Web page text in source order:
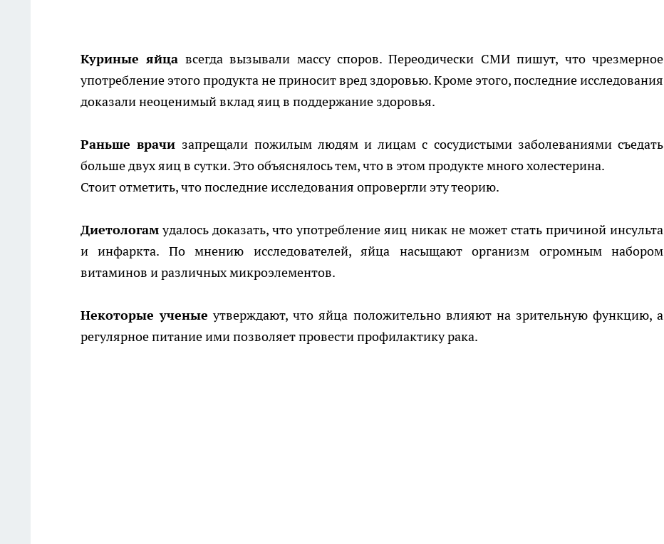
Куриные яйца всегда вызывали массу споров. Переодически СМИ пишут, что чрезмерное
употребление этого продукта не приносит вред здоровью. Кроме этого, последние исследования
доказали неоценимый вклад яиц в поддержание здоровья.
Раньше врачи запрещали пожилым людям и лицам с сосудистыми заболеваниями съедать
больше двух яиц в сутки. Это объяснялось тем, что в этом продукте много холестерина.
Стоит отметить, что последние исследования опровергли эту теорию.
Диетологамудалось доказать, что употребление яиц никак не может стать причиной инсульта
и инфаркта. По мнению исследователей, яйца насыщают организм огромным набором
витаминов и различных микроэлементов.
Некоторые ученые утверждают, что яйца положительно влияют на зрительную функцию, а
регулярное питание ими позволяет провести профилактику рака.